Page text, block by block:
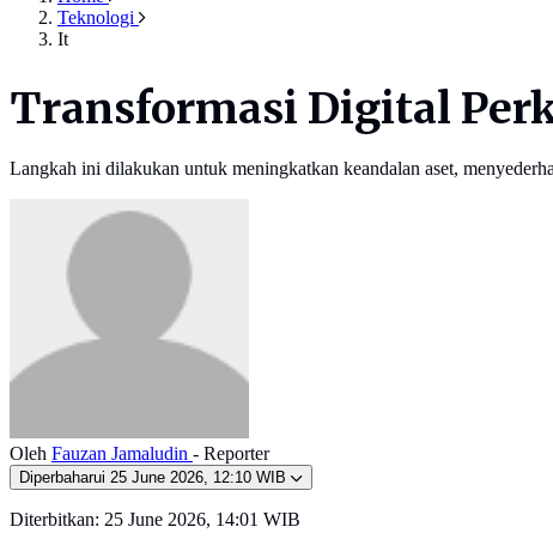
Teknologi
It
Transformasi Digital
Langkah ini dilakukan untuk meningkatkan keandalan aset,
Oleh Fauzan Jamaludin - Reporter
Diperbaharui 25 June 2026, 12:10 WIB
Diterbitkan: 25 June 2026, 14:01 WIB